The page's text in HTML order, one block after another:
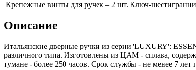
Крепежные винты для ручек – 2 шт. Ключ-
Описание
Итальянские дверные ручки из серии 'LUXURY':
различного типа. Изготовлены из ЦАМ - сплава,
тумане - более 250 часов. Срок службы - не менее 7 лет